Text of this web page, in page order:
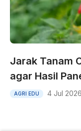
Jarak Tanam
agar Hasil
AGRI EDU 4 Jul 2026